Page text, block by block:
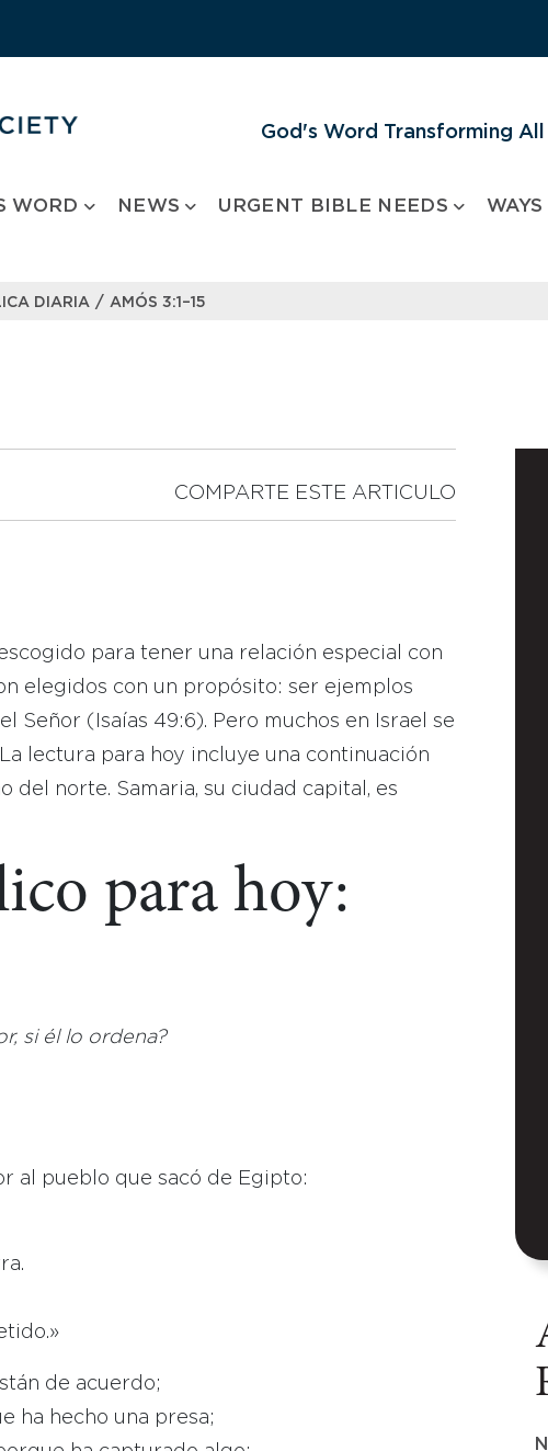
God's Word Transforming
WORD NEWS URGENT BIBLE NEEDS
DIARIA / AMÓS 3:1–15
COMPARTE ESTE ARTICULO
para tener una relación especial con
elegidos con un propósito: ser ejemplos
Señor (Isaías 49:6). Pero muchos en Israel se
lectura para hoy incluye una continuación
norte. Samaria, su ciudad capital, es
para hoy:
si él lo ordena?
al pueblo que sacó de Egipto:
de acuerdo;
ha hecho una presa;